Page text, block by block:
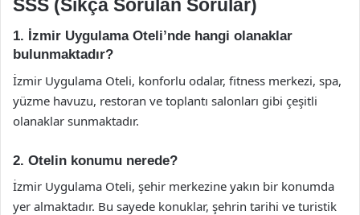
SSS (Sıkça Sorulan Sorular)
1. İzmir Uygulama Oteli’nde hangi olanaklar
bulunmaktadır?
İzmir Uygulama Oteli, konforlu odalar, fitness merkezi, spa,
yüzme havuzu, restoran ve toplantı salonları gibi çeşitli
olanaklar sunmaktadır.
2. Otelin konumu nerede?
İzmir Uygulama Oteli, şehir merkezine yakın bir konumda
yer almaktadır. Bu sayede konuklar, şehrin tarihi ve turistik